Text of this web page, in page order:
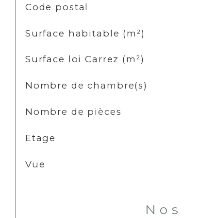
TRAD_SIROCCO_Caracteristique
Code postal
Surface habitable (m²)
Surface loi Carrez (m²)
Nombre de chambre(s)
Nombre de pièces
Etage
Vue
Nos